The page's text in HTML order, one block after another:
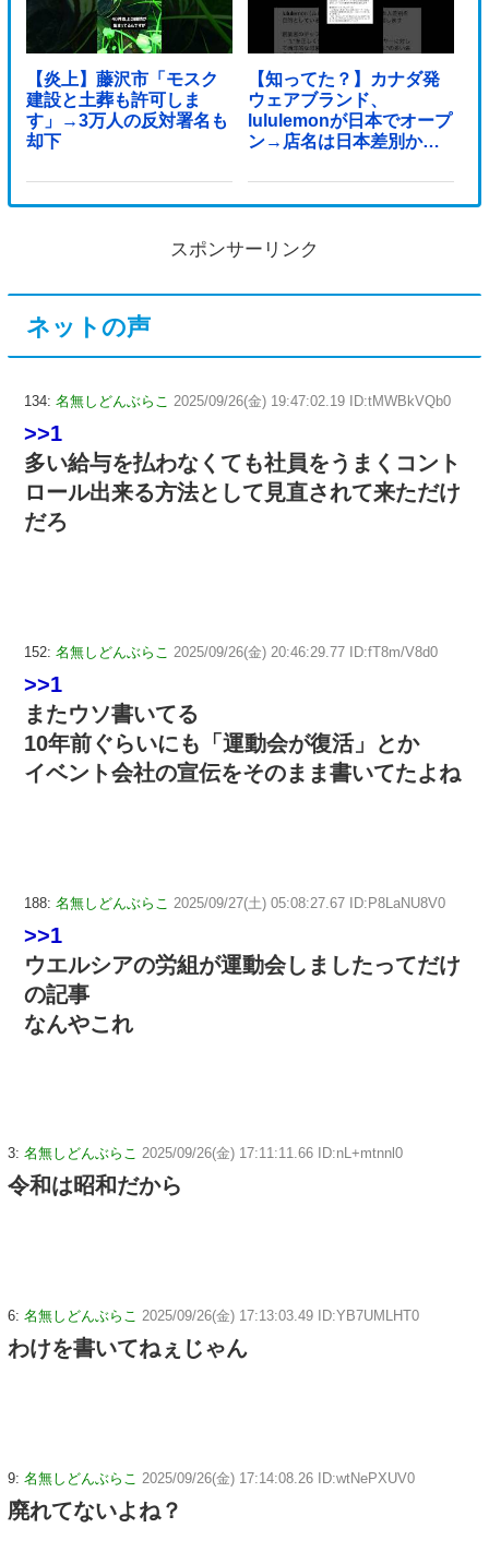
【炎上】藤沢市「モスク
建設と土葬も許可しま
す」→3万人の反対署名も
却下
【知ってた？】カナダ発
ウェアブランド、
lululemonが日本でオープ
ン→店名は日本差別から
スポンサーリンク
ネットの声
134: 名無しどんぶらこ 2025/09/26(金) 19:47:02.19 ID:tMWBkVQb0
>>1
多い給与を払わなくても社員をうまくコント
ロール出来る方法として見直されて来ただけ
だろ
152: 名無しどんぶらこ 2025/09/26(金) 20:46:29.77 ID:fT8m/V8d0
>>1
またウソ書いてる
10年前ぐらいにも「運動会が復活」とか
イベント会社の宣伝をそのまま書いてたよね
188: 名無しどんぶらこ 2025/09/27(土) 05:08:27.67 ID:P8LaNU8V0
>>1
ウエルシアの労組が運動会しましたってだけ
の記事
なんやこれ
3: 名無しどんぶらこ 2025/09/26(金) 17:11:11.66 ID:nL+mtnnl0
令和は昭和だから
6: 名無しどんぶらこ 2025/09/26(金) 17:13:03.49 ID:YB7UMLHT0
わけを書いてねぇじゃん
9: 名無しどんぶらこ 2025/09/26(金) 17:14:08.26 ID:wtNePXUV0
廃れてないよね？